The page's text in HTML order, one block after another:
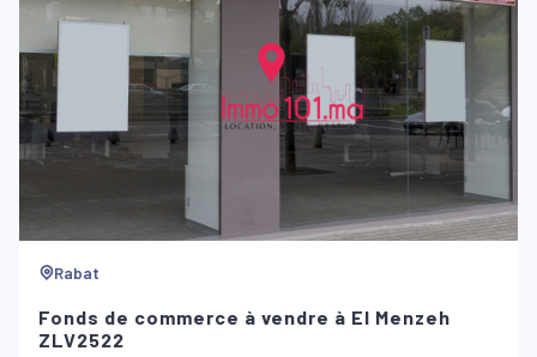
Rabat
Fonds de commerce à vendre à El Menzeh
ZLV2522